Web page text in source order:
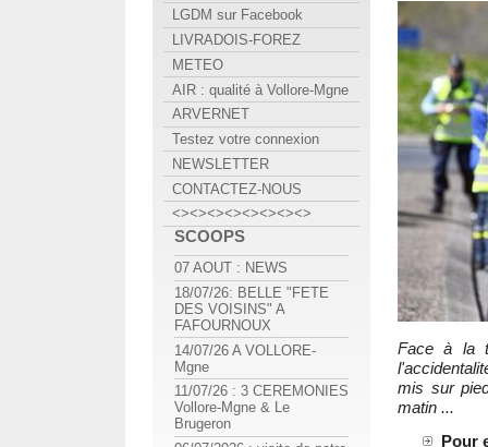
Face à la
mis sur
matin ...
Pour
LGDM sur Facebook
LIVRADOIS-FOREZ
METEO
AIR : qualité à Vollore-Mgne
ARVERNET
Testez votre connexion
NEWSLETTER
CONTACTEZ-NOUS
<><><><><><><><>
SCOOPS
07 AOUT : NEWS
18/07/26: BELLE "FETE
DES VOISINS" A
FAFOURNOUX
14/07/26 A VOLLORE-
Mgne
11/07/26 : 3 CEREMONIES
Vollore-Mgne & Le
Brugeron